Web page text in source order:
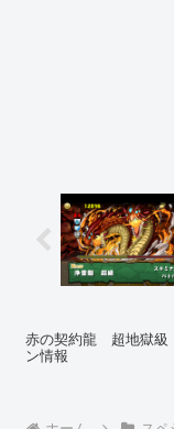
赤の契約龍 超地獄級
ン情報